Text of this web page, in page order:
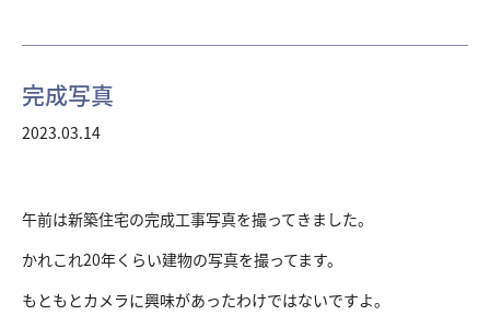
完成写真
2023.03.14
午前は新築住宅の完成工事写真を撮ってきました。
かれこれ20年くらい建物の写真を撮ってます。
もともとカメラに興味があったわけではないですよ。